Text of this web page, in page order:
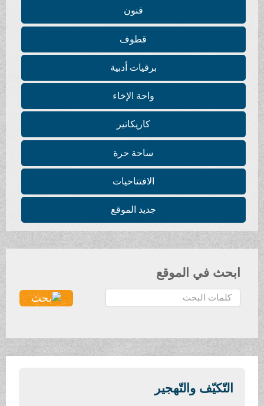
فنون
قطوف
برقيات أدبية
واحة الإخاء
كاريكاتير
ساحة حرة
الافتتاحيات
جديد الموقع
ابحث في الموقع
ح
ث
التّكيّف والتّهجير